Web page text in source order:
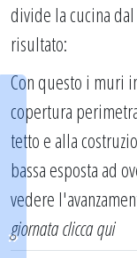
divide la cucina
risultato:
Con questo i muri
copertura
tetto e alla
bassa esposta ad
vedere
giornataclicca qui